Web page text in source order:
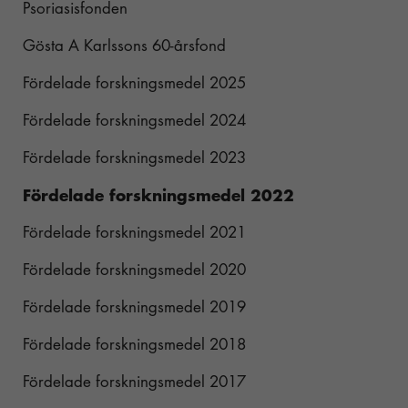
Att ha hälsa – definitioner
Dimensioner av hälsa
KASAM – Känsla av sammanhang
Psoriasis och stress
Vad är stress?
Stress – vad händer i kroppen?
Stresshantering
Psoriasis och sömn
Psoriasis och rökning
Psoriasis och alkohol
Motion
Olika typer av träning
Yoga
Pilates
Styrketräning med gummiband
Psoriasisfonden
Gösta A Karlssons 60-årsfond
Fördelade forskningsmedel 2025
Fördelade forskningsmedel 2024
Fördelade forskningsmedel 2023
Fördelade forskningsmedel 2022
Fördelade forskningsmedel 2021
Fördelade forskningsmedel 2020
Fördelade forskningsmedel 2019
Fördelade forskningsmedel 2018
Fördelade forskningsmedel 2017
fungera.
För att vi ska
kunna
förbättra
hemsidans
och
baserat på
hemsidan
används.